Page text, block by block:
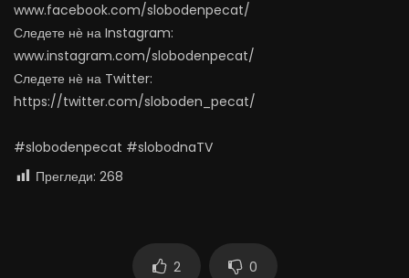
www.facebook.com/slobodenpecat/
Следете нѐ на Instagram:
www.instagram.com/slobodenpecat/
Следете нѐ на Twitter:
https://twitter.com/sloboden_pecat/
#slobodenpecat #slobodnaTV
Прегледи: 268
2 0